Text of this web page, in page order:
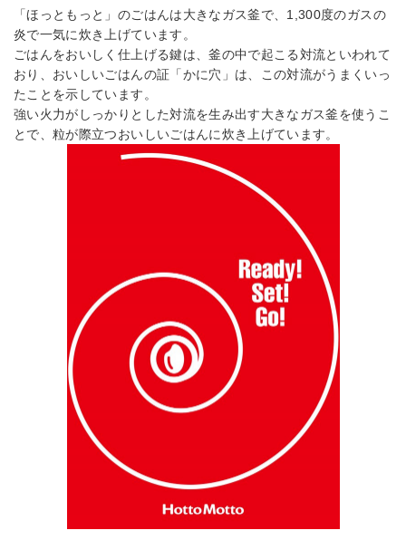
「ほっともっと」のごはんは大きなガス釜で、1,300度のガスの
炎で一気に炊き上げています。
ごはんをおいしく仕上げる鍵は、釜の中で起こる対流といわれて
おり、おいしいごはんの証「かに穴」は、この対流がうまくいっ
たことを示しています。
強い火力がしっかりとした対流を生み出す大きなガス釜を使うこ
とで、粒が際立つおいしいごはんに炊き上げています。